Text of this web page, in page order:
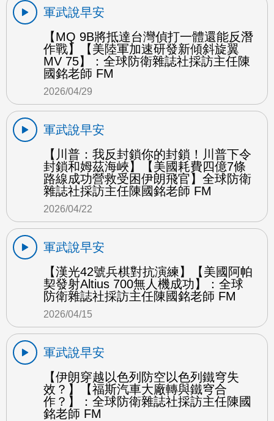
軍武說早安
【MQ 9B將抵達台灣偵打一體還能反潛
作戰】【美陸軍加速研發新傾斜旋翼
MV 75】：全球防衛雜誌社採訪主任陳
國銘老師 FM
2026/04/29
軍武說早安
【川普：我反封鎖你的封鎖！川普下令
封鎖和姆茲海峽】【美國耗費四億7條
路線成功營救受困伊朗飛官】全球防衛
雜誌社採訪主任陳國銘老師 FM
2026/04/22
軍武說早安
【漢光42號兵棋對抗演練】【美國阿帕
契發射Altius 700無人機成功】：全球
防衛雜誌社採訪主任陳國銘老師 FM
2026/04/15
軍武說早安
【伊朗穿越以色列防空以色列鐵穹失
效？】【福斯汽車大廠轉與鐵穹合
作？】：全球防衛雜誌社採訪主任陳國
銘老師 FM